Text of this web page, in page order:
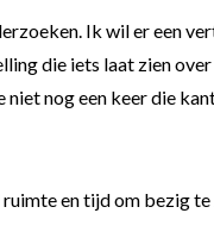
Ik wil er een
die iets laat zien
nog een keer die
en tijd om bezig